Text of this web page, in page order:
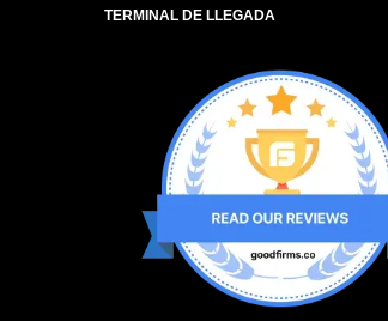
TERMINAL DE LLEGADA